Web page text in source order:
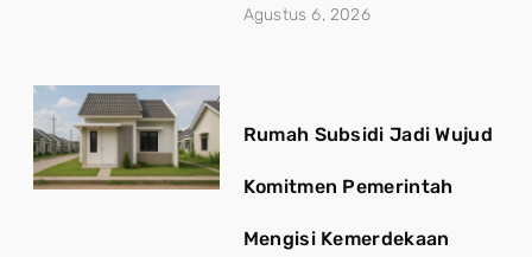
Agustus 6, 2026
Rumah Subsidi Jadi Wujud
Komitmen Pemerintah
Mengisi Kemerdekaan